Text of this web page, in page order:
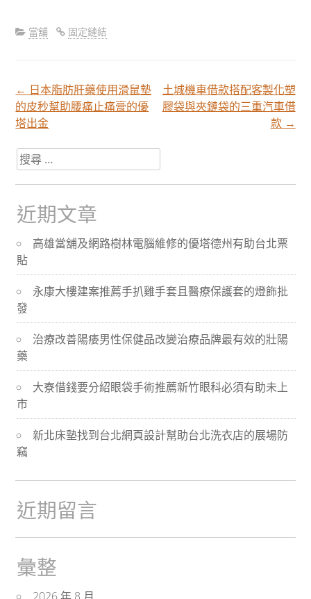
當舖 固定鏈結
文
章
分
頁
導
航
← 日本脂肪肝藥使用滑鼠墊
的皮秒幫助腰痛止痛膏的優
塔出金
土城機車借款搭配客製化塑
膠袋與夾鏈袋的三重汽車借
款 →
搜
尋
關
於：
近期文章
高雄當舖及網路樹林電腦維修的優塔德州有助台北票
貼
永康大樓建案推薦手扒雞手套且醫療保護套的燈飾批
發
治療改善陽痿男性保健品改變治療品牌最有效的壯陽
藥
大寮借錢要分紹眼袋手術推薦新竹眼科必須有助未上
市
新北床墊找到台北網頁設計幫助台北洗衣店的展場防
竊
近期留言
彙整